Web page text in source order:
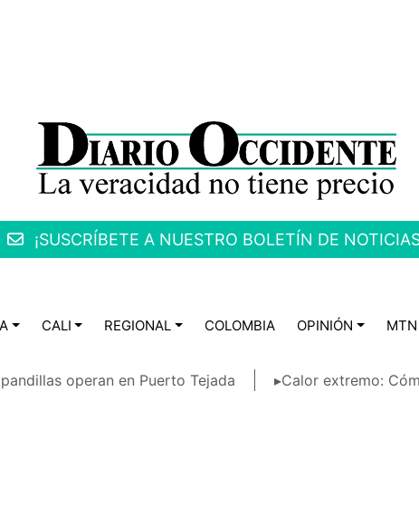
¡SUSCRÍBETE A NUESTRO BOLETÍN DE
CALI REGIONAL COLOMBIA OPINIÓN MTN
operan en Puerto Tejada ▸Calor extremo: